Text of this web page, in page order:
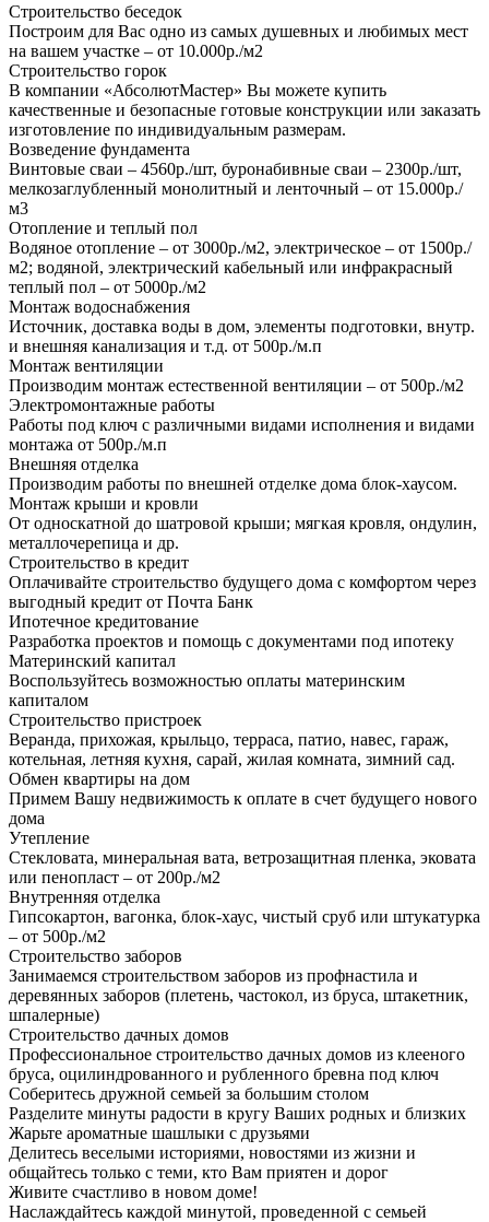
Строительство беседок
Построим для Вас одно из самых душевных и любимых мест
на вашем участке – от 10.000р./м2
Строительство горок
В компании «АбсолютМастер» Вы можете купить
качественные и безопасные готовые конструкции или заказать
изготовление по индивидуальным размерам.
Возведение фундамента
Винтовые сваи – 4560р./шт, буронабивные сваи – 2300р./шт,
мелкозаглубленный монолитный и ленточный – от 15.000р./
м3
Отопление и теплый пол
Водяное отопление – от 3000р./м2, электрическое – от 1500р./
м2; водяной, электрический кабельный или инфракрасный
теплый пол – от 5000р./м2
Монтаж водоснабжения
Источник, доставка воды в дом, элементы подготовки, внутр.
и внешняя канализация и т.д. от 500р./м.п
Монтаж вентиляции
Производим монтаж естественной вентиляции – от 500р./м2
Электромонтажные работы
Работы под ключ с различными видами исполнения и видами
монтажа от 500р./м.п
Внешняя отделка
Производим работы по внешней отделке дома блок-хаусом.
Монтаж крыши и кровли
От односкатной до шатровой крыши; мягкая кровля, ондулин,
металлочерепица и др.
Строительство в кредит
Оплачивайте строительство будущего дома с комфортом через
выгодный кредит от Почта Банк
Ипотечное кредитование
Разработка проектов и помощь с документами под ипотеку
Материнский капитал
Воспользуйтесь возможностью оплаты материнским
капиталом
Строительство пристроек
Веранда, прихожая, крыльцо, терраса, патио, навес, гараж,
котельная, летняя кухня, сарай, жилая комната, зимний сад.
Обмен квартиры на дом
Примем Вашу недвижимость к оплате в счет будущего нового
дома
Утепление
Стекловата, минеральная вата, ветрозащитная пленка, эковата
или пенопласт – от 200р./м2
Внутренняя отделка
Гипсокартон, вагонка, блок-хаус, чистый сруб или штукатурка
– от 500р./м2
Строительство заборов
Занимаемся строительством заборов из профнастила и
деревянных заборов (плетень, частокол, из бруса, штакетник,
шпалерные)
Строительство дачных домов
Профессиональное строительство дачных домов из клееного
бруса, оцилиндрованного и рубленного бревна под ключ
Соберитесь дружной семьей за большим столом
Разделите минуты радости в кругу Ваших родных и близких
Жарьте ароматные шашлыки с друзьями
Делитесь веселыми историями, новостями из жизни и
общайтесь только с теми, кто Вам приятен и дорог
Живите счастливо в новом доме!
Наслаждайтесь каждой минутой, проведенной с семьей